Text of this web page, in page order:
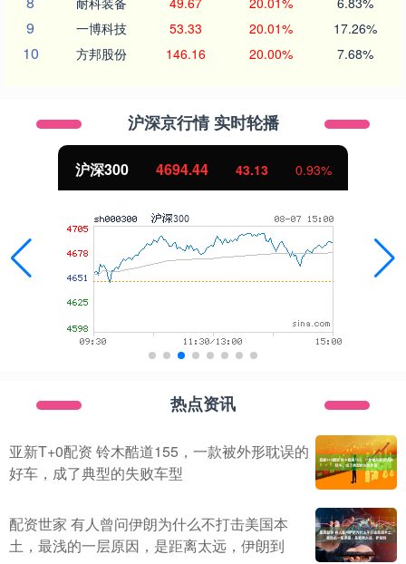
9 一博科技 53.33 20.01% 17.26%
10 方邦股份 146.16 20.00% 7.68%
沪深京行情 实时轮播
沪深300 4694.44 43.13 0.93%
热点资讯
亚新T+0配资 铃木酷道155，一款被外形耽误的
好车，成了典型的失败车型
配资世家 有人曾问伊朗为什么不打击美国本
土，最浅的一层原因，是距离太远，伊朗到